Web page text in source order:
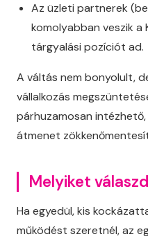
Az üzleti partnerek
komolyabban veszik
tárgyalási pozíciót ad.
A váltás nem bonyolult,
vállalkozás
párhuzamosan
átmenet
Melyiket
Ha egyedül, kis
működést szeretnél, az